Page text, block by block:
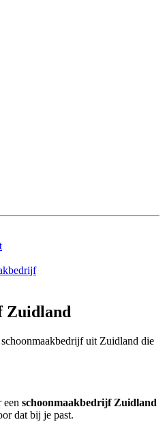
Zuidland
uit Zuidland die
een schoonmaakbedrijf Zuidland
dat bij je past.